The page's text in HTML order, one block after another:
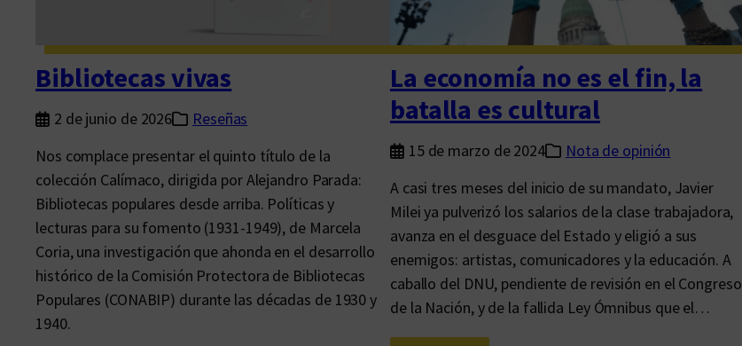
Bibliotecas vivas
2 de junio de 2026
Reseñas
Nos complace presentar el quinto título de la
colección Calímaco, dirigida por Alejandro Parada:
Bibliotecas populares desde arriba. Políticas y
lecturas para su fomento (1931-1949), de Marcela
Coria, una investigación que ahonda en el desarrollo
histórico de la Comisión Protectora de Bibliotecas
Populares (CONABIP) durante las décadas de 1930 y
1940.
La economía no es el fin, la
batalla es cultural
15 de marzo de 2024
Nota de opinión
A casi tres meses del inicio de su mandato, Javier
Milei ya pulverizó los salarios de la clase trabajadora,
avanza en el desguace del Estado y eligió a sus
enemigos: artistas, comunicadores y la educación. A
caballo del DNU, pendiente de revisión en el Congreso
de la Nación, y de la fallida Ley Ómnibus que el…